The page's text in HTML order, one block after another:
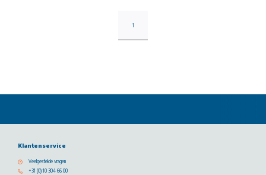
1
Klantenservice
Veelgestelde vragen
+31 (0) 10 304 66 00